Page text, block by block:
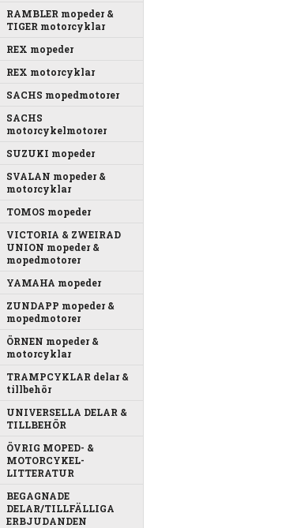
RAMBLER mopeder &
TIGER motorcyklar
REX mopeder
REX motorcyklar
SACHS mopedmotorer
SACHS
motorcykelmotorer
SUZUKI mopeder
SVALAN mopeder &
motorcyklar
TOMOS mopeder
VICTORIA & ZWEIRAD
UNION mopeder &
mopedmotorer
YAMAHA mopeder
ZUNDAPP mopeder &
mopedmotorer
ÖRNEN mopeder &
motorcyklar
TRAMPCYKLAR delar &
tillbehör
UNIVERSELLA DELAR &
TILLBEHÖR
ÖVRIG MOPED- &
MOTORCYKEL-
LITTERATUR
BEGAGNADE
DELAR/TILLFÄLLIGA
ERBJUDANDEN